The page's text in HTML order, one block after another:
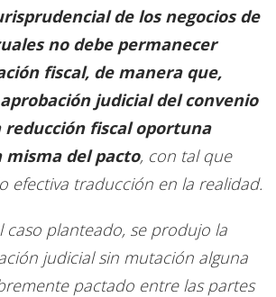
de los negocios de
no debe permanecer
fiscal, de manera que,
judicial del convenio
reducción fiscal oportuna
misma del pacto, con tal que
efectiva traducción en la realidad.
caso planteado, se produjo la
judicial sin mutación alguna
pactado entre las partes